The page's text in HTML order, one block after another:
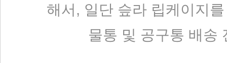
해서, 일단 슾라 립케이지
물통 및 공구통 배송